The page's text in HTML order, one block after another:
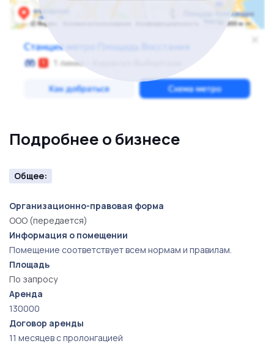
Подробнее о бизнесе
Общее:
Организационно-правовая форма
ООО (передается)
Информация о помещении
Помещение соответствует всем нормам и правилам.
Площадь
По запросу
Аренда
130000
Договор аренды
11 месяцев с пролонгацией